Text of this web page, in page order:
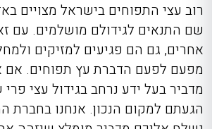
רוב עצי התפוחים בישראל מצויים
שם התנאים לגידולם מושלמים. עם
אחרים, גם הם פגיעים למזיקים
מפעם לפעם הדברת עץ תפוחים.
מדביר בעל ידע נרחב בגידול עצי
הגעתם למקום הנכון. אנחנו בחברת